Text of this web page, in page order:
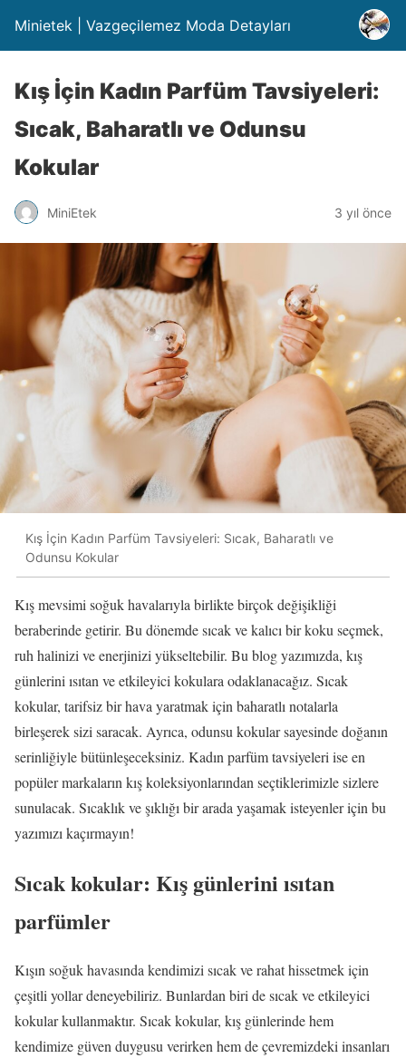
Minietek | Vazgeçilemez Moda Detayları
Kış İçin Kadın Parfüm Tavsiyeleri:
Sıcak, Baharatlı ve Odunsu
Kokular
MiniEtek 3 yıl önce
Kış İçin Kadın Parfüm Tavsiyeleri: Sıcak, Baharatlı ve
Odunsu Kokular
Kış mevsimi soğuk havalarıyla birlikte birçok değişikliği
beraberinde getirir. Bu dönemde sıcak ve kalıcı bir koku seçmek,
ruh halinizi ve enerjinizi yükseltebilir. Bu blog yazımızda, kış
günlerini ısıtan ve etkileyici kokulara odaklanacağız. Sıcak
kokular, tarifsiz bir hava yaratmak için baharatlı notalarla
birleşerek sizi saracak. Ayrıca, odunsu kokular sayesinde doğanın
serinliğiyle bütünleşeceksiniz. Kadın parfüm tavsiyeleri ise en
popüler markaların kış koleksiyonlarından seçtiklerimizle sizlere
sunulacak. Sıcaklık ve şıklığı bir arada yaşamak isteyenler için bu
yazımızı kaçırmayın!
Sıcak kokular: Kış günlerini ısıtan
parfümler
Kışın soğuk havasında kendimizi sıcak ve rahat hissetmek için
çeşitli yollar deneyebiliriz. Bunlardan biri de sıcak ve etkileyici
kokular kullanmaktır. Sıcak kokular, kış günlerinde hem
kendimize güven duygusu verirken hem de çevremizdeki insanları